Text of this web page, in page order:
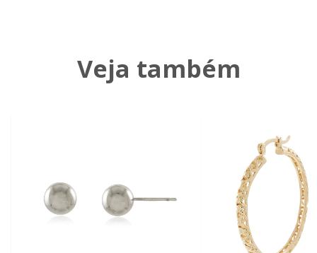
Veja também